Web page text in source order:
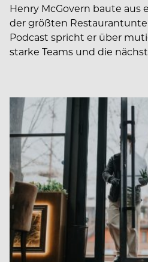
Henry McGovern baute aus
der größten
Podcast spricht er über
starke Teams und die